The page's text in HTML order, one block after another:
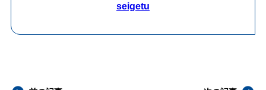
seigetu